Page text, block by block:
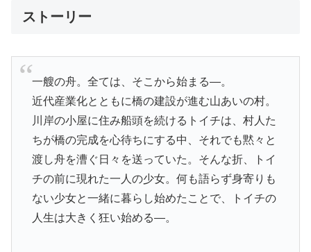
ストーリー
一艘の舟。全ては、そこから始まる―。
近代産業化とともに橋の建設が進む山あいの村。
川岸の小屋に住み船頭を続けるトイチは、村人た
ちが橋の完成を心待ちにする中、それでも黙々と
渡し舟を漕ぐ日々を送っていた。そんな折、トイ
チの前に現れた一人の少女。何も語らず身寄りも
ない少女と一緒に暮らし始めたことで、トイチの
人生は大きく狂い始める―。